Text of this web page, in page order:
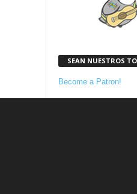
SEAN NUESTROS
Become a Patron!